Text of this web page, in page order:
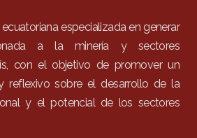
especializada en generar
a la minería y sectores
con el objetivo de promover un
reflexivo sobre el desarrollo de la
y el potencial de los sectores